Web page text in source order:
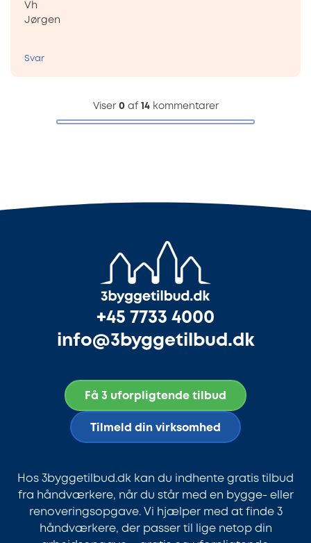
Vh
Jørgen
Svar
Viser 0af 14kommentarer
+45 7733 4000
info@3byggetilbud.dk
Få 3 uforpligtende tilbud
Tilmeld din virksomhed
Hos 3byggetilbud.dk kan du indhente gratis tilbud
fra håndværkere, når du står med en bygge- eller
renoveringsopgave. Vi hjælper med at finde 3
håndværkere, der passer til lige netop din